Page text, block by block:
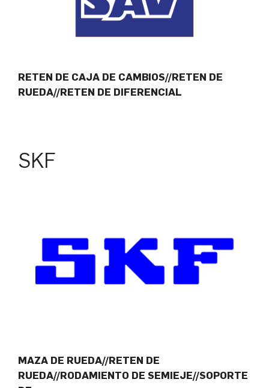
RETEN DE CAJA DE CAMBIOS//RETEN DE
RUEDA//RETEN DE DIFERENCIAL
SKF
MAZA DE RUEDA//RETEN DE
RUEDA//RODAMIENTO DE SEMIEJE//SOPORTE